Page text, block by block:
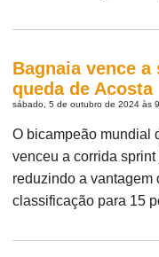
Bagnaia vence
queda de Acosta
sábado, 5 de outubro de 2024 às
O bicampeão mundial
venceu a corrida
reduzindo a vantagem
classificação para 15